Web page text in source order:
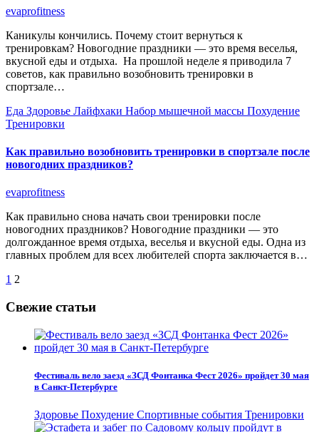
evaprofitness
Каникулы кончились. Почему стоит вернуться к
тренировкам? Новогодние праздники — это время веселья,
вкусной еды и отдыха. На прошлой неделе я приводила 7
советов, как правильно возобновить тренировки в
спортзале…
Еда Здоровье Лайфхаки Набор мышечной массы Похудение
Тренировки
Как правильно возобновить тренировки в спортзале после
новогодних праздников?
evaprofitness
Как правильно снова начать свои тренировки после
новогодних праздников? Новогодние праздники — это
долгожданное время отдыха, веселья и вкусной еды. Одна из
главных проблем для всех любителей спорта заключается в…
Пагинация
записей
1 2
Свежие статьи
Фестиваль вело заезд «ЗСД Фонтанка Фест 2026» пройдет 30 мая
в Санкт-Петербурге
Здоровье Похудение Спортивные события Тренировки